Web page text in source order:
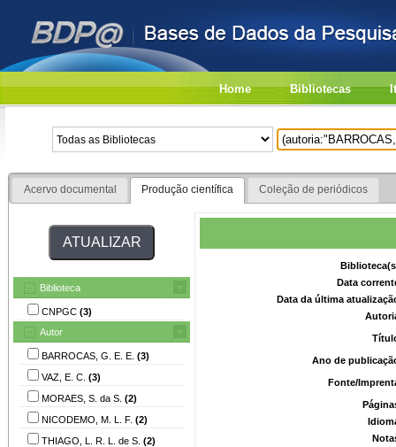
Home Bibliotecas
Acervo documental Produção científica Coleção de periódicos
Biblioteca
CNPGC (3)
Autor
BARROCAS, G. E. E. (3)
VAZ, E. C. (3)
MORAES, S. da S. (2)
NICODEMO, M. L. F. (2)
THIAGO, L. R. L. de S. (2)
Data
Data da última
Ano de
Fonte/